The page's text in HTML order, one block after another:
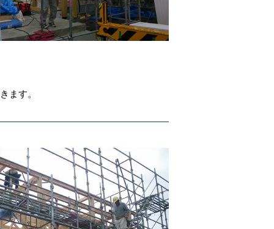
ます。